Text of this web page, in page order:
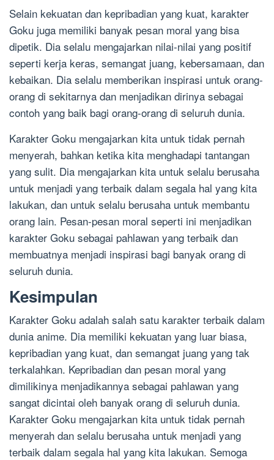
Selain kekuatan dan kepribadian yang kuat, karakter
Goku juga memiliki banyak pesan moral yang bisa
dipetik. Dia selalu mengajarkan nilai-nilai yang positif
seperti kerja keras, semangat juang, kebersamaan, dan
kebaikan. Dia selalu memberikan inspirasi untuk orang-
orang di sekitarnya dan menjadikan dirinya sebagai
contoh yang baik bagi orang-orang di seluruh dunia.
Karakter Goku mengajarkan kita untuk tidak pernah
menyerah, bahkan ketika kita menghadapi tantangan
yang sulit. Dia mengajarkan kita untuk selalu berusaha
untuk menjadi yang terbaik dalam segala hal yang kita
lakukan, dan untuk selalu berusaha untuk membantu
orang lain. Pesan-pesan moral seperti ini menjadikan
karakter Goku sebagai pahlawan yang terbaik dan
membuatnya menjadi inspirasi bagi banyak orang di
seluruh dunia.
Kesimpulan
Karakter Goku adalah salah satu karakter terbaik dalam
dunia anime. Dia memiliki kekuatan yang luar biasa,
kepribadian yang kuat, dan semangat juang yang tak
terkalahkan. Kepribadian dan pesan moral yang
dimilikinya menjadikannya sebagai pahlawan yang
sangat dicintai oleh banyak orang di seluruh dunia.
Karakter Goku mengajarkan kita untuk tidak pernah
menyerah dan selalu berusaha untuk menjadi yang
terbaik dalam segala hal yang kita lakukan. Semoga